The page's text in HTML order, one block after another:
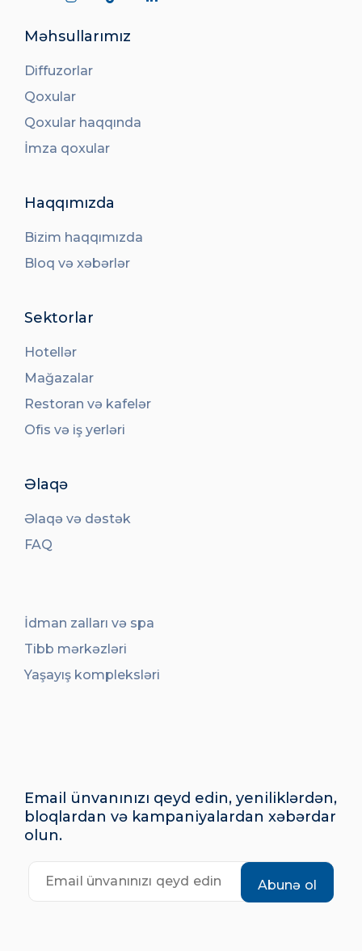
Məhsullarımız
Diffuzorlar
Qoxular
Qoxular haqqında
İmza qoxular
Haqqımızda
Bizim haqqımızda
Bloq və xəbərlər
Sektorlar
Hotellər
Mağazalar
Restoran və kafelər
Ofis və iş yerləri
Əlaqə
Əlaqə və dəstək
FAQ
İdman zalları və spa
Tibb mərkəzləri
Yaşayış kompleksləri
Email ünvanınızı qeyd edin, yeniliklərdən,
bloqlardan və kampaniyalardan xəbərdar
olun.